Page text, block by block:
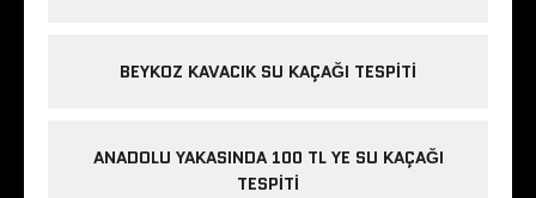
BEYKOZ KAVACIK SU KAÇAĞI TESPITI
ANADOLU YAKASINDA 100 TL YE SU KAÇAĞI
TESPITI